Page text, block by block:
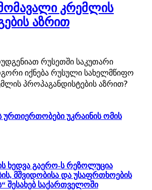
კრემლის
აზრით
რუსეთში საკუთარი
იქნება რუსული სახელმწიფო
პროპაგანდისტების აზრით?
ურთიერთობები უკრაინის ომის
ხედვა გაერო-ს რეზოლუცია
მშვიდობისა და უსაფრთხოების
შესახებ საქართველოში